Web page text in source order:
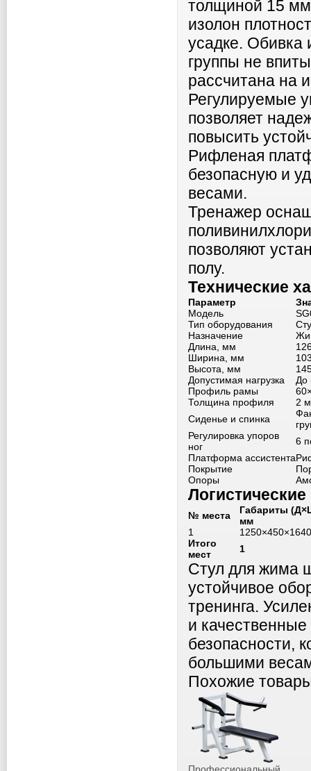
толщиной 15
изолон
усадке. Обивка
группы не
рассчитана на
Регулируемые
позволяет
повысить
Рифленая
безопасную и
весами.
Тренажер
позволяют
полу.
Технические
Параметр
Модель
Тип оборудования
Назначение
Длина, мм
Ширина, мм
Высота, мм
Допустимая нагрузка
До
Профиль рамы
Толщина профиля
2
Сиденье и спинка
Регулировка упоров
ног
6
Платформа ассистента
Покрытие
Опоры
№ места
Габариты
мм
1
1250×450×1640
Итого
мест
1
Стул для жима
устойчивое
тренинга.
и
безопасности,
большими
Похожие